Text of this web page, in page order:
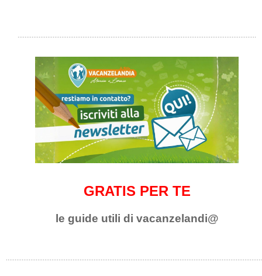
GRATIS PER TE
le guide utili di vacanzelandi@